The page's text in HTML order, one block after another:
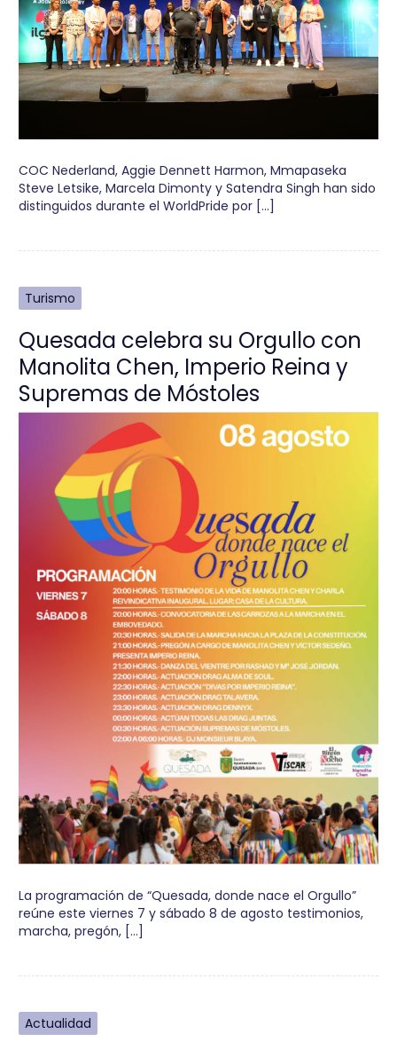
COC Nederland, Aggie Dennett Harmon, Mmapaseka
Steve Letsike, Marcela Dimonty y Satendra Singh han sido
distinguidos durante el WorldPride por […]
Turismo
Quesada celebra su Orgullo con
Manolita Chen, Imperio Reina y
Supremas de Móstoles
La programación de “Quesada, donde nace el Orgullo”
reúne este viernes 7 y sábado 8 de agosto testimonios,
marcha, pregón, […]
Actualidad